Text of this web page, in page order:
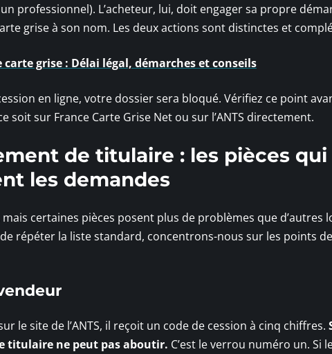
un professionnel). L’acheteur, lui, doit engager sa propre
grise à son nom. Les deux actions sont distinctes et
carte grise : Délai légal, démarches et conseils
en ligne, votre dossier sera bloqué. Vérifiez ce point
sur France Carte Grise Net ou sur l’ANTS directement.
de titulaire : les pièces qui
les demandes
certaines pièces posent plus de problèmes que d’autres
répéter la liste standard, concentrons-nous sur les points
le site de l’ANTS, il reçoit un code de cession à cinq chiffres.
titulaire ne peut pas aboutir. C’est le verrou numéro un. Si